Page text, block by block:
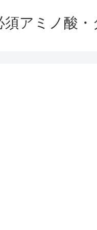
須アミノ酸